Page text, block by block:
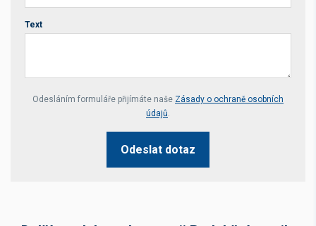
Text
Your website *
Odesláním formuláře přijímáte naše Zásady o ochraně osobních
údajů.
Odeslat dotaz